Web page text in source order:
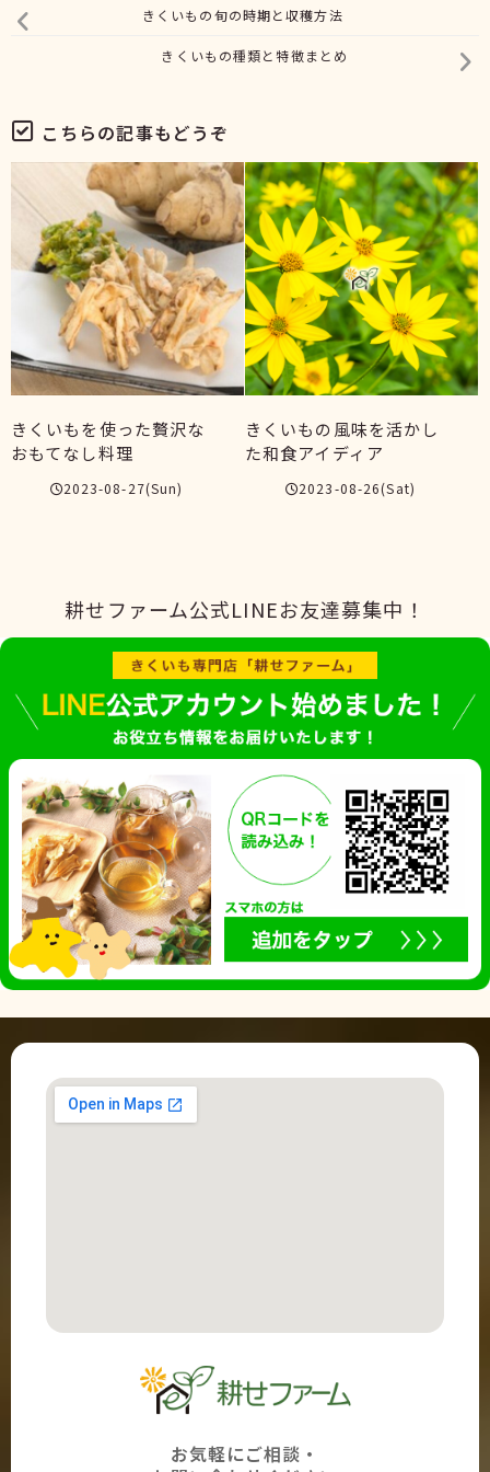
きくいもの旬の時期と収穫方法
きくいもの種類と特徴まとめ
こちらの記事もどうぞ
きくいもを使った贅沢な
おもてなし料理
2023-08-27(Sun)
きくいもの風味を活かし
た和食アイディア
2023-08-26(Sat)
耕せファーム公式LINEお友達募集中！
お気軽にご相談・